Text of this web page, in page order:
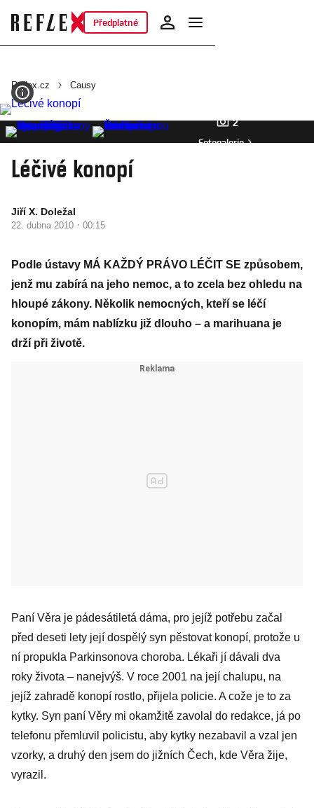
Předplatné
Reflex.cz Causy
2
Fotogalerie
Léčivé konopí
Jiří X. Doležal
22. dubna 2010 · 00:15
Podle ústavy MÁ KAŽDÝ PRÁVO LÉČIT SE způsobem,
jenž mu zabírá na jeho nemoc, a to zcela bez ohledu na
hloupé zákony. Několik nemocných, kteří se léčí
konopím, mám nablízku již dlouho – a marihuana je
drží při životě.
Paní Věra je pádesátiletá dáma, pro jejíž potřebu začal
před deseti lety její dospělý syn pěstovat konopí, protože u
ní propukla Parkinsonova choroba. Lékaři jí dávali dva
roky života – nanejvýš. V roce 2001 na její chalupu, na
jejíž zahradě konopí rostlo, přijela policie. A cože je to za
kytky. Syn paní Věry mi okamžitě zavolal do redakce, já po
telefonu přemluvil policistu, aby kytky nezabavil a vzal jen
vzorky, a druhý den jsem do jižních Čech, kde Věra žije,
vyrazil.